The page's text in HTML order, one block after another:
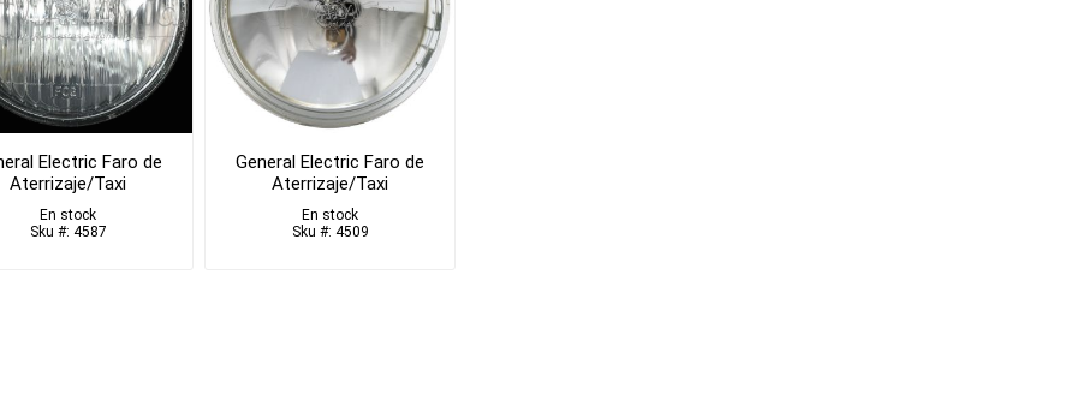
Electric Faro de
Aterrizaje/Taxi
En stock
Sku #: 4587
General Electric Faro de
Aterrizaje/Taxi
En stock
Sku #: 4509